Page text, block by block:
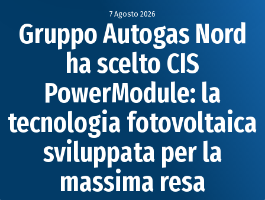
7 Agosto 2026
Gruppo Autogas Nord
ha scelto CIS
PowerModule: la
tecnologia fotovoltaica
sviluppata per la
massima resa